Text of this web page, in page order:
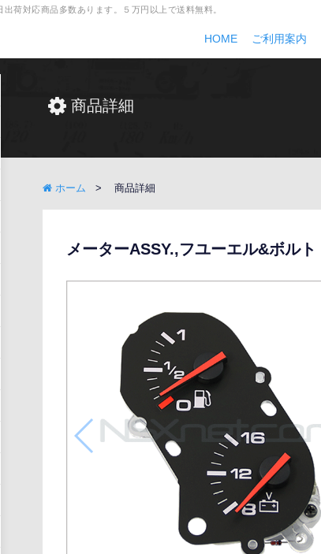
荷対応商品多数あります。５万円以上で送料無料。
HOME ご利用案内
商品詳細
ホーム 商品詳細
メーターASSY.,フユーエル&ボルト